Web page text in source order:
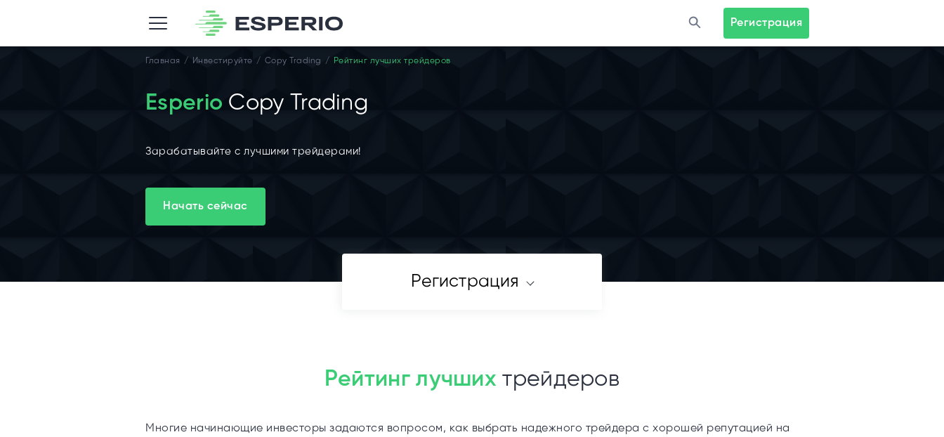
Регистрация
Главная Инвестируйте Copy Trading Рейтинг лучших трейдеров
Esperio Copy Trading
Зарабатывайте с лучшими трейдерами!
Начать сейчас
Регистрация
Рейтинг лучших трейдеров
Многие начинающие инвесторы задаются вопросом, как выбрать надежного трейдера с хорошей репутацией на